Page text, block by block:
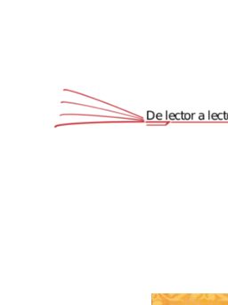
Suscríbete